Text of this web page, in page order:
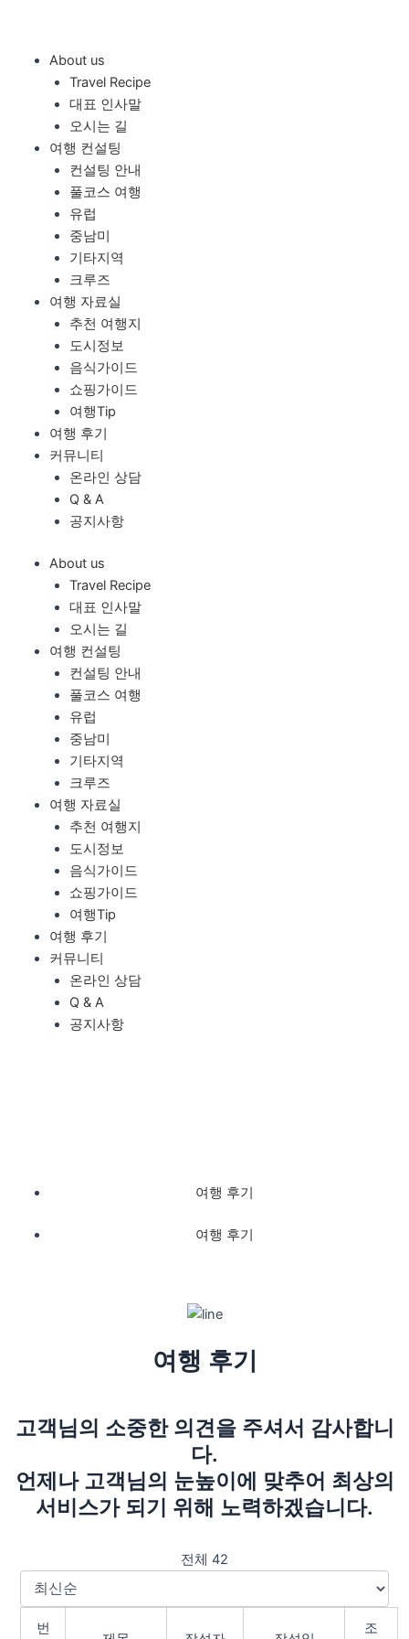
About us
Travel Recipe
대표 인사말
오시는 길
여행 컨설팅
컨설팅 안내
풀코스 여행
유럽
중남미
기타지역
크루즈
여행 자료실
추천 여행지
도시정보
음식가이드
쇼핑가이드
여행Tip
여행 후기
커뮤니티
온라인 상담
Q & A
공지사항
About us
Travel Recipe
대표 인사말
오시는 길
여행 컨설팅
컨설팅 안내
풀코스 여행
유럽
중남미
기타지역
크루즈
여행 자료실
추천 여행지
도시정보
음식가이드
쇼핑가이드
여행Tip
여행 후기
커뮤니티
온라인 상담
Q & A
공지사항
여행 후기
여행 후기
여행 후기
고객님의 소중한 의견을 주셔서 감사합니
다.
언제나 고객님의 눈높이에 맞추어 최상의
서비스가 되기 위해 노력하겠습니다.
전체 42
번 조